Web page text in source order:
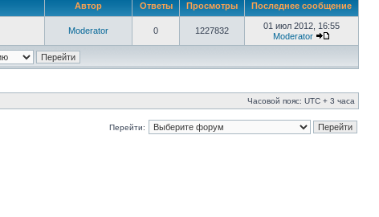
Автор Ответы Просмотры Последнее сообщение
Moderator 0 1227832
01 июл 2012, 16:55
Moderator
Часовой пояс: UTC + 3 часа
Перейти: